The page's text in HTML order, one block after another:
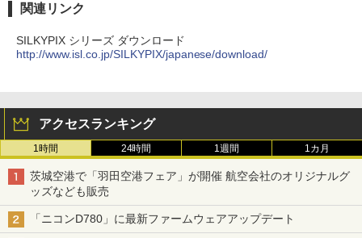
関連リンク
SILKYPIX シリーズ ダウンロード
http://www.isl.co.jp/SILKYPIX/japanese/download/
アクセスランキング
1時間 24時間 1週間 1カ月
茨城空港で「羽田空港フェア」が開催 航空会社のオリジナルグ
ッズなども販売
「ニコンD780」に最新ファームウェアアップデート